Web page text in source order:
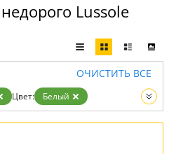
Lussole
ОЧИСТИТЬ ВСЕ
Цвет:
Белый